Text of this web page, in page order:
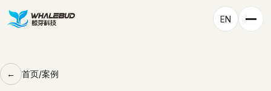
EN
首页/案例